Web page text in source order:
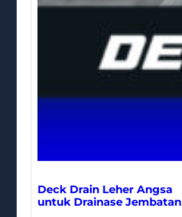
Deck Drain Leher Angsa
untuk Drainase Jembatan